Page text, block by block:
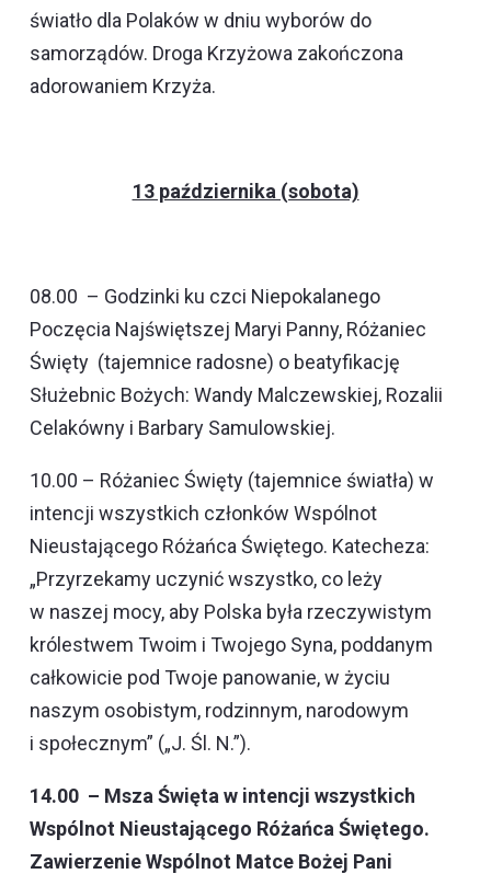
światło dla Polaków w dniu wyborów do
samorządów. Droga Krzyżowa zakończona
adorowaniem Krzyża.
13 października (sobota)
08.00 – Godzinki ku czci Niepokalanego
Poczęcia Najświętszej Maryi Panny, Różaniec
Święty (tajemnice radosne) o beatyfikację
Służebnic Bożych: Wandy Malczewskiej, Rozalii
Celakówny i Barbary Samulowskiej.
10.00 – Różaniec Święty (tajemnice światła) w
intencji wszystkich członków Wspólnot
Nieustającego Różańca Świętego. Katecheza:
„Przyrzekamy uczynić wszystko, co leży
w naszej mocy, aby Polska była rzeczywistym
królestwem Twoim i Twojego Syna, poddanym
całkowicie pod Twoje panowanie, w życiu
naszym osobistym, rodzinnym, narodowym
i społecznym” („J. Śl. N.”).
14.00 – Msza Święta w intencji wszystkich
Wspólnot Nieustającego Różańca Świętego.
Zawierzenie Wspólnot Matce Bożej Pani